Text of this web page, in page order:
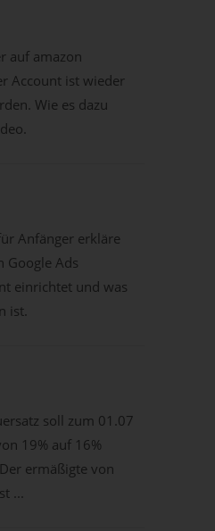
auf amazon
Account ist wieder
Wie es dazu
Anfänger erkläre
Google Ads
einrichtet und was
ist.
soll zum 01.07
19% auf 16%
ermäßigte von
...